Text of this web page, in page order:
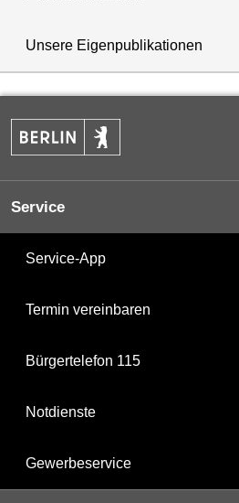
Unsere Eigenpublikationen
Service
Service-App
Termin vereinbaren
Bürgertelefon 115
Notdienste
Gewerbeservice